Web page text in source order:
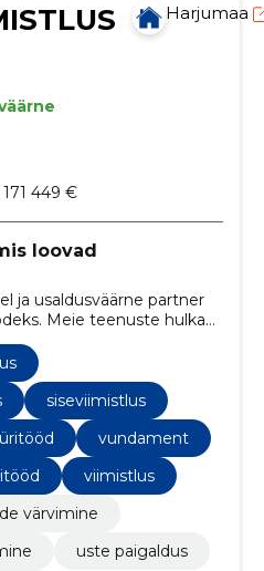
Harjumaa
171 449 €
loovad
ja usaldusväärne partner
Meie teenuste hulka
müüritööd,
Meie
tipptasemel töö ja
siseviimistlus
vundament
viimistlus
värvimine
uste paigaldus